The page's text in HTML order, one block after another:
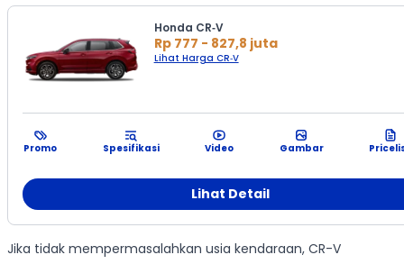
Honda CR‑V
Rp 777 - 827,8 juta
Lihat Harga CR‑V
Promo Spesifikasi Video Gambar
Lihat Detail
Jika tidak mempermasalahkan usia kendaraan, CR-V